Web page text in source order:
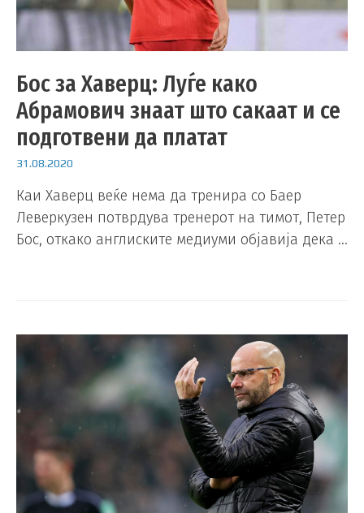
Бос за Хаверц: Луѓе како
Абрамович знаат што сакаат и се
подготвени да платат
31.08.2020
Каи Хаверц веќе нема да тренира со Баер
Леверкузен потврдува тренерот на тимот, Петер
Бос, откако англиските медиуми објавија дека …